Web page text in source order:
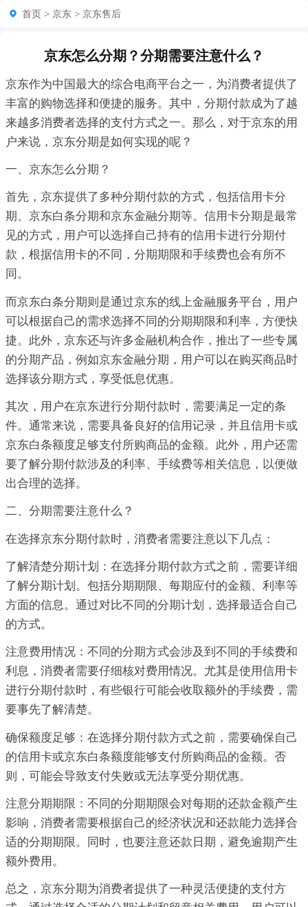
首页 > 京东 > 京东售后
京东怎么分期？分期需要注意什么？
京东作为中国最大的综合电商平台之一，为消费者提供了
丰富的购物选择和便捷的服务。其中，分期付款成为了越
来越多消费者选择的支付方式之一。那么，对于京东的用
户来说，京东分期是如何实现的呢？
一、京东怎么分期？
首先，京东提供了多种分期付款的方式，包括信用卡分
期、京东白条分期和京东金融分期等。信用卡分期是最常
见的方式，用户可以选择自己持有的信用卡进行分期付
款，根据信用卡的不同，分期期限和手续费也会有所不
同。
而京东白条分期则是通过京东的线上金融服务平台，用户
可以根据自己的需求选择不同的分期期限和利率，方便快
捷。此外，京东还与许多金融机构合作，推出了一些专属
的分期产品，例如京东金融分期，用户可以在购买商品时
选择该分期方式，享受低息优惠。
其次，用户在京东进行分期付款时，需要满足一定的条
件。通常来说，需要具备良好的信用记录，并且信用卡或
京东白条额度足够支付所购商品的金额。此外，用户还需
要了解分期付款涉及的利率、手续费等相关信息，以便做
出合理的选择。
二、分期需要注意什么？
在选择京东分期付款时，消费者需要注意以下几点：
了解清楚分期计划：在选择分期付款方式之前，需要详细
了解分期计划。包括分期期限、每期应付的金额、利率等
方面的信息。通过对比不同的分期计划，选择最适合自己
的方式。
注意费用情况：不同的分期方式会涉及到不同的手续费和
利息，消费者需要仔细核对费用情况。尤其是使用信用卡
进行分期付款时，有些银行可能会收取额外的手续费，需
要事先了解清楚。
确保额度足够：在选择分期付款方式之前，需要确保自己
的信用卡或京东白条额度能够支付所购商品的金额。否
则，可能会导致支付失败或无法享受分期优惠。
注意分期期限：不同的分期期限会对每期的还款金额产生
影响，消费者需要根据自己的经济状况和还款能力选择合
适的分期期限。同时，也要注意还款日期，避免逾期产生
额外费用。
总之，京东分期为消费者提供了一种灵活便捷的支付方